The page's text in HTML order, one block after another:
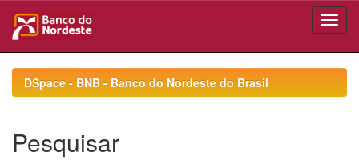
navigationDSpace - BNB - Banco do Nordeste do Brasil
Pesquisar